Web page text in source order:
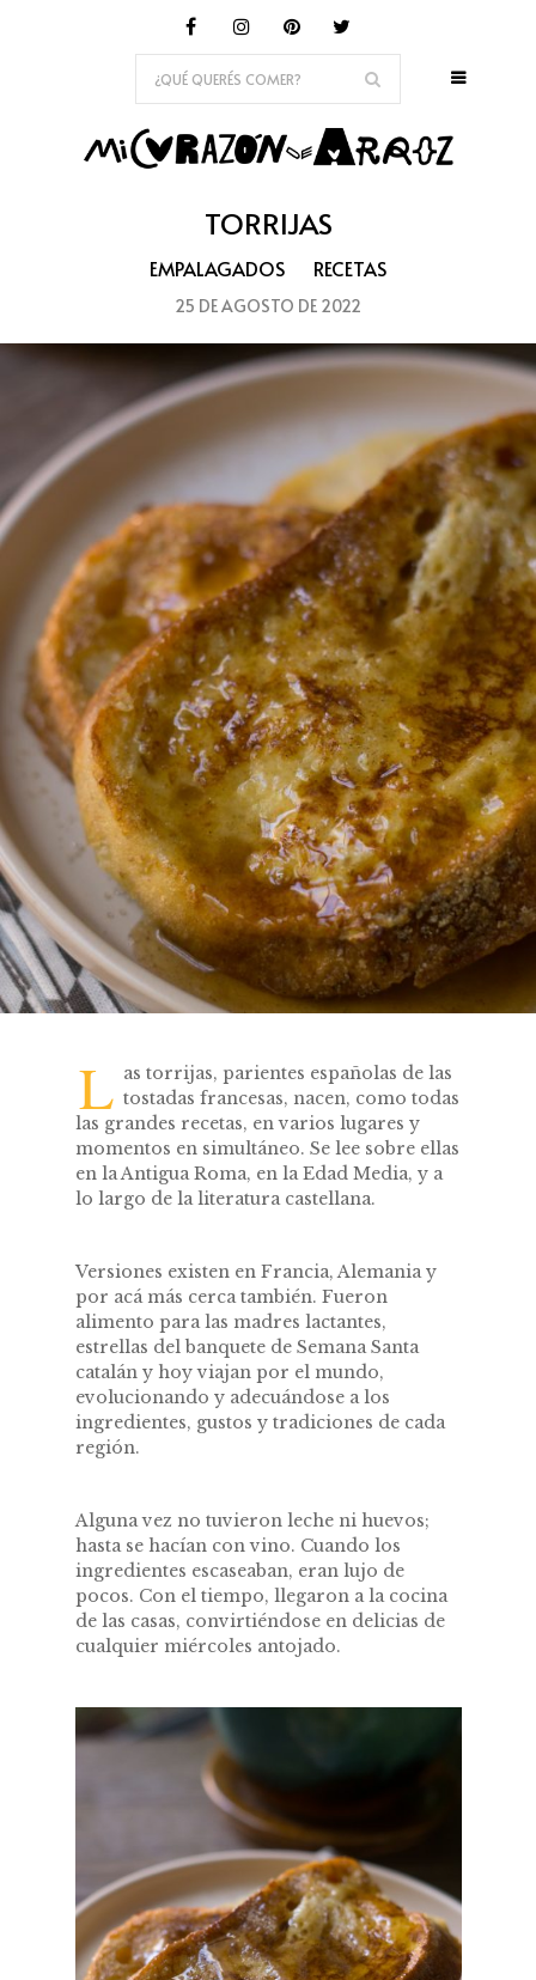
TORRIJAS
EMPALAGADOS RECETAS
25 DE AGOSTO DE 2022
L as torrijas, parientes españolas de las
tostadas francesas, nacen, como todas
las grandes recetas, en varios lugares y
momentos en simultáneo. Se lee sobre ellas
en la Antigua Roma, en la Edad Media, y a
lo largo de la literatura castellana.
Versiones existen en Francia, Alemania y
por acá más cerca también. Fueron
alimento para las madres lactantes,
estrellas del banquete de Semana Santa
catalán y hoy viajan por el mundo,
evolucionando y adecuándose a los
ingredientes, gustos y tradiciones de cada
región.
Alguna vez no tuvieron leche ni huevos;
hasta se hacían con vino. Cuando los
ingredientes escaseaban, eran lujo de
pocos. Con el tiempo, llegaron a la cocina
de las casas, convirtiéndose en delicias de
cualquier miércoles antojado.